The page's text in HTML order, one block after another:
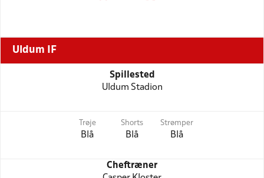
Uldum IF
Spillested
Uldum Stadion
Trøje
Blå
Shorts
Blå
Strømper
Blå
Cheftræner